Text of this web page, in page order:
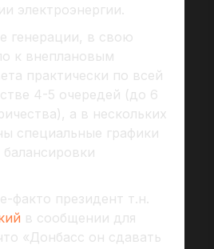
электроэнергии.
генерации, в свою
к внеплановым
практически по всей
4-5 очередей (до 6
а в нескольких
специальные графики
факто президент т.н.
в сообщении для
«Донбасс он сдавать